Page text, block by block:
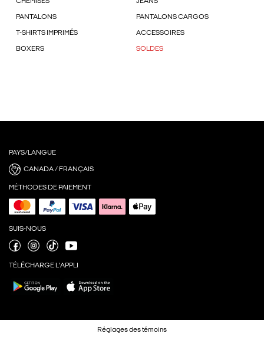
PANTALONS PANTALONS CARGOS
T-SHIRTS IMPRIMÉS ACCESSOIRES
BOXERS SOLDES
PAYS/LANGUE
CANADA / FRANÇAIS
MÉTHODES DE PAIEMENT
SUIS-NOUS
TÉLÉCHARGE L'APPLI
Réglages des témoins